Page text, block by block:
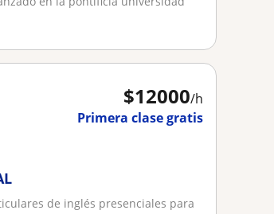
$12000/h
Primera clase gratis
de inglés presenciales para